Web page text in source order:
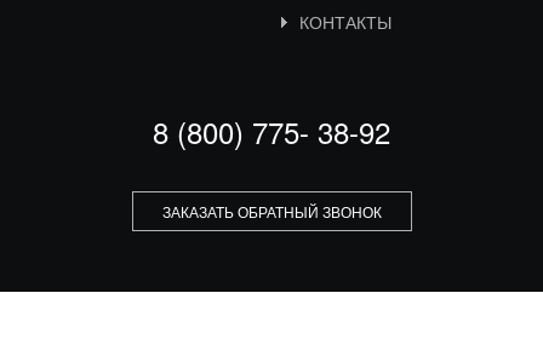
КОНТАКТЫ
8 (800) 775- 38-92
ЗАКАЗАТЬ ОБРАТНЫЙ ЗВОНОК